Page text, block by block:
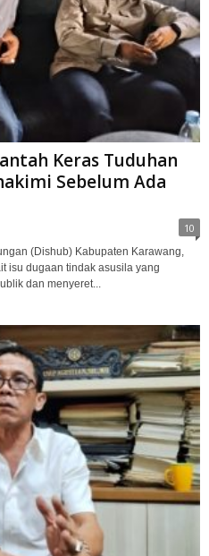
Keras Tuduhan
Sebelum Ada
10
(Dishub) Kabupaten Karawang,
isu dugaan tindak asusila yang
dan menyeret...